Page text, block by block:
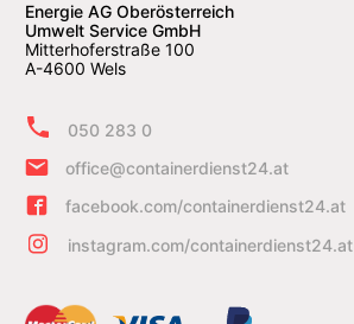
Energie AG Oberösterreich
Umwelt Service GmbH
Mitterhoferstraße 100
A-4600 Wels
050 283 0
office@containerdienst24.at
facebook.com/containerdienst24.at
instagram.com/containerdienst24.at